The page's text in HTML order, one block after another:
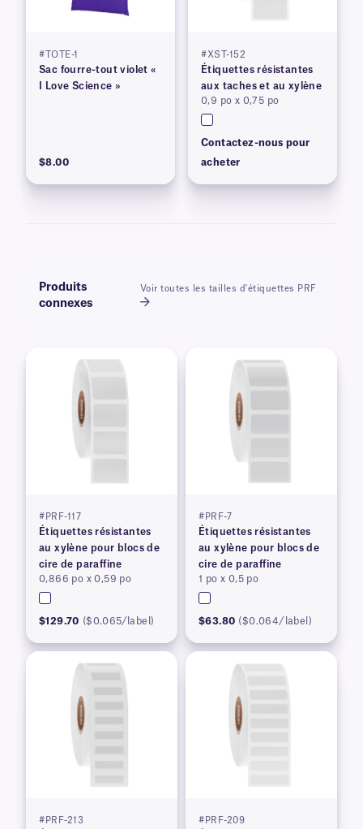
#TOTE-1
Sac fourre-tout violet «
I Love Science »
$8.00
#XST-152
Étiquettes résistantes
aux taches et au xylène
0,9 po x 0,75 po
Contactez-nous pour
acheter
Produits
connexes
Voir toutes les tailles d'étiquettes PRF
#PRF-117
Étiquettes résistantes
au xylène pour blocs de
cire de paraffine
0,866 po x 0,59 po
$129.70 ($0.065/label)
#PRF-7
Étiquettes résistantes
au xylène pour blocs de
cire de paraffine
1 po x 0,5 po
$63.80 ($0.064/label)
#PRF-213 #PRF-209